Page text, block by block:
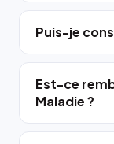
Puis-je
Est-ce
Maladie ?